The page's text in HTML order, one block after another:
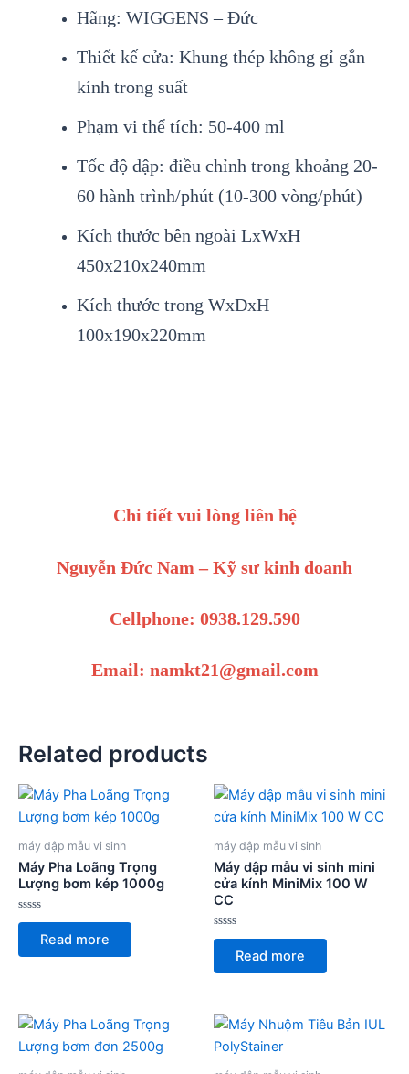
Hãng: WIGGENS – Đức
Thiết kế cửa: Khung thép không gỉ gắn
kính trong suất
Phạm vi thể tích: 50-400 ml
Tốc độ dập: điều chỉnh trong khoảng 20-
60 hành trình/phút (10-300 vòng/phút)
Kích thước bên ngoài LxWxH
450x210x240mm
Kích thước trong WxDxH
100x190x220mm
Chi tiết vui lòng liên hệ
Nguyễn Đức Nam – Kỹ sư kinh doanh
Cellphone: 0938.129.590
Email: namkt21@gmail.com
Related products
máy dập mẫu vi sinh
Máy Pha Loãng Trọng
Lượng bơm kép 1000g
Rated
of
Read more
máy dập mẫu vi sinh
Máy dập mẫu vi sinh mini
cửa kính MiniMix 100 W
CC
Rated
of
Read more